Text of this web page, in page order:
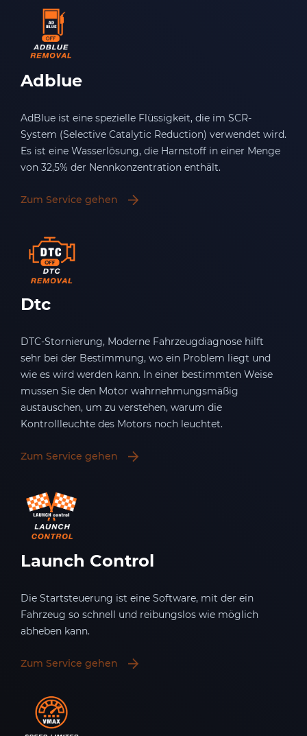
Adblue
AdBlue ist eine spezielle Flüssigkeit, die im SCR-
System (Selective Catalytic Reduction) verwendet wird.
Es ist eine Wasserlösung, die Harnstoff in einer Menge
von 32,5% der Nennkonzentration enthält.
Zum Service gehen
Dtc
DTC-Stornierung, Moderne Fahrzeugdiagnose hilft
sehr bei der Bestimmung, wo ein Problem liegt und
wie es wird werden kann. In einer bestimmten Weise
mussen Sie den Motor wahrnehmungsmäßig
austauschen, um zu verstehen, warum die
Kontrollleuchte des Motors noch leuchtet.
Zum Service gehen
Launch Control
Die Startsteuerung ist eine Software, mit der ein
Fahrzeug so schnell und reibungslos wie möglich
abheben kann.
Zum Service gehen